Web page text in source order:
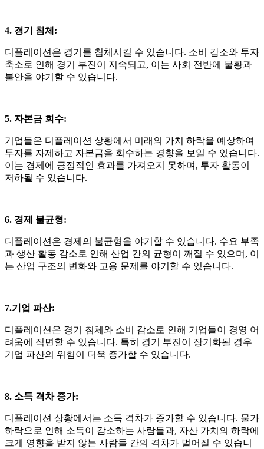
4. 경기 침체 :
디플레이션은 경기를 침체시킬 수 있습니다. 소비 감소와 투자
축소로 인해 경기 부진이 지속되고, 이는 사회 전반에 불황과
불안을 야기할 수 있습니다.
5. 자본금 회수:
기업들은 디플레이션 상황에서 미래의 가치 하락을 예상하여
투자를 자제하고 자본금을 회수하는 경향을 보일 수 있습니다.
이는 경제에 긍정적인 효과를 가져오지 못하며 , 투자 활동이
저하될 수 있습니다.
6. 경제 불균형:
디플레이션은 경제의 불균형을 야기할 수 있습니다. 수요 부족
과 생산 활동 감소로 인해 산업 간의 균형이 깨질 수 있으며 , 이
는 산업 구조의 변화와 고용 문제를 야기할 수 있습니다.
7.기업 파산:
디플레이션은 경기 침체와 소비 감소로 인해 기업들이 경영 어
려움에 직면할 수 있습니다. 특히 경기 부진이 장기화될 경우
기업 파산의 위험이 더욱 증가할 수 있습니다.
8. 소득 격차 증가:
디플레이션 상황에서는 소득 격차가 증가할 수 있습니다. 물가
하락으로 인해 소득이 감소하는 사람들과, 자산 가치의 하락에
크게 영향을 받지 않는 사람들 간의 격차가 벌어질 수 있습니